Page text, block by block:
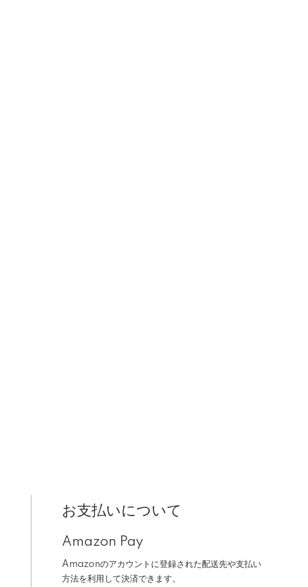
お支払いについて
Amazon Pay
Amazonのアカウントに登録された配送先や支払い
方法を利用して決済できます。